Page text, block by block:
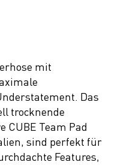
mit
Das
trocknende
CUBE Team Pad
sind perfekt für
Features,